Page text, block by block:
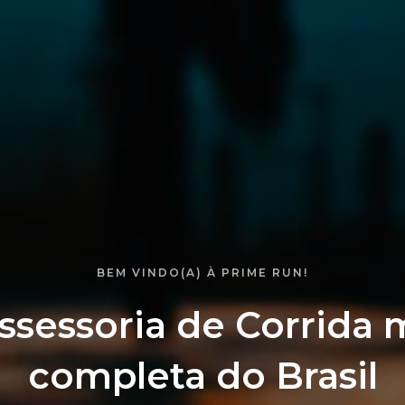
BEM VINDO(A) À PRIME RUN!
de Corrida
completa do Brasil